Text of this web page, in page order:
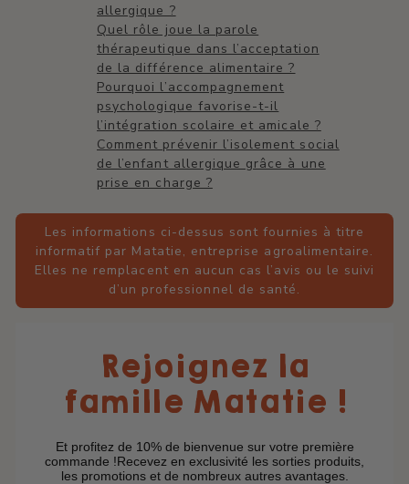
allergique ?
Quel rôle joue la parole
thérapeutique dans l’acceptation
de la différence alimentaire ?
Pourquoi l’accompagnement
psychologique favorise-t-il
l’intégration scolaire et amicale ?
Comment prévenir l’isolement social
de l’enfant allergique grâce à une
prise en charge ?
Les informations ci-dessus sont fournies à titre
informatif par Matatie, entreprise agroalimentaire.
Elles ne remplacent en aucun cas l’avis ou le suivi
d’un professionnel de santé.
Rejoignez la
famille Matatie !
Et profitez de 10% de bienvenue sur votre première
commande !Recevez en exclusivité les sorties produits,
les promotions et de nombreux autres avantages.